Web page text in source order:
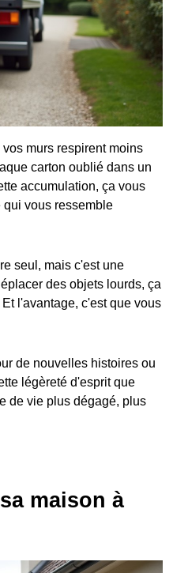
murs respirent moins
carton oublié dans un
accumulation, ça vous
qui vous ressemble
seul, mais c'est une
des objets lourds, ça
l'avantage, c'est que vous
de nouvelles histoires ou
légèreté d'esprit que
de vie plus dégagé, plus
maison à